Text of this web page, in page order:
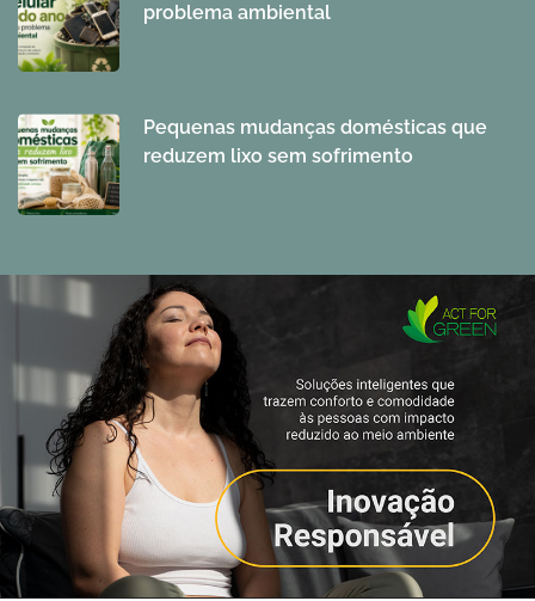
problema ambiental
Pequenas mudanças domésticas que
reduzem lixo sem sofrimento